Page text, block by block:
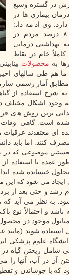
در گستره وسیع
بیماری ها در
وی ادامه داد:
بهداشت جهانی اعلام نموده است که ۸۰ درصد مردم در
بهداشتی درمانی
خام در نقاط
به محصولات
هم طی سالهای
آمار رسمی
به شرح استفاده از
وجود اشکال مختلف
ترین روش های
شده است. گاهی
ای معتقدند
کنند. اما باید
موضوعی که
عمده با
خیسانده شده
ایجاد می شود که
رشد و حتی بعد از
به نظر می آید که
و احتمالاً نوع
موجود در محصول
استفاده شوند
علوم پزشکی
شامل ریختن گیاه
آن در آب، آنها
که با جوشاندن و